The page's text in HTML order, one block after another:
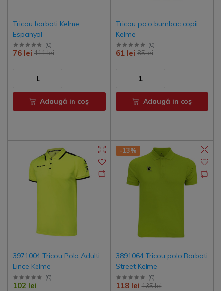
Tricou barbati Kelme
Espanyol
(0)
111 lei
76 lei
Adaugă in coş
Tricou polo bumbac copii
Kelme
(0)
85 lei
61 lei
Adaugă in coş
3971004 Tricou Polo Adulti
Lince Kelme
(0)
102 lei
-13%
3891064 Tricou polo Barbati
Street Kelme
(0)
135 lei
118 lei